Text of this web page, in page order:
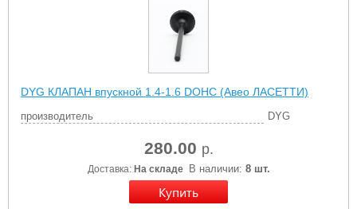
DYG КЛАПАН впускной 1.4-1.6 DOHC (Авео ЛАСЕТТИ)
производитель DYG
280.00 р.
Доставка: На складе В наличии: 8 шт.